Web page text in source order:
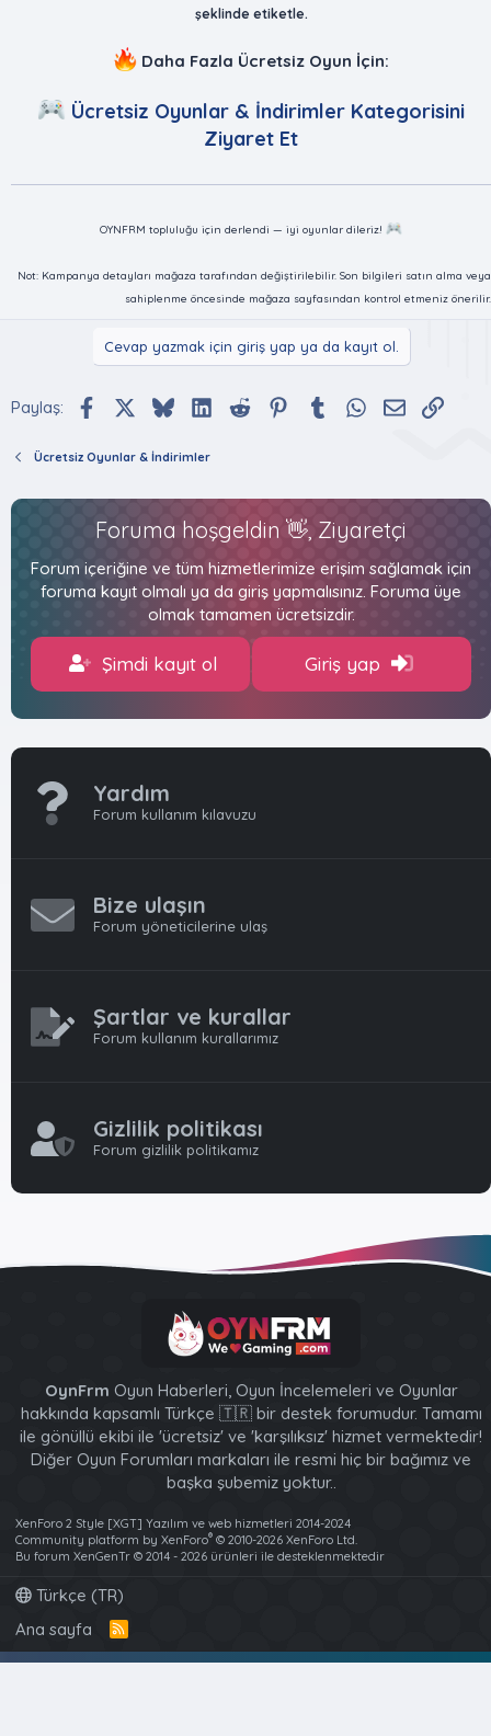
şeklinde etiketle.
Daha Fazla Ücretsiz Oyun İçin:
Ücretsiz Oyunlar & İndirimler Kategorisini
Ziyaret Et
OYNFRM topluluğu için derlendi — iyi oyunlar dileriz!
Not: Kampanya detayları mağaza tarafından değiştirilebilir. Son bilgileri satın alma veya
sahiplenme öncesinde mağaza sayfasından kontrol etmeniz önerilir.
Cevap yazmak için giriş yap ya da kayıt ol.
Paylaş: FacebookX (Twitter)
BlueskyLinkedIn
Reddit Pinterest
TumblrWhatsApp
E-posta
Ücretsiz Oyunlar & İndirimler
Foruma hoşgeldin 👋, Ziyaretçi
Forum içeriğine ve tüm hizmetlerimize erişim sağlamak için
foruma kayıt olmalı ya da giriş yapmalısınız. Foruma üye
olmak tamamen ücretsizdir.
Şimdi kayıt ol Giriş yap
Yardım
Forum kullanım kılavuzu
Bize ulaşın
Forum yöneticilerine ulaş
Şartlar ve kurallar
Forum kullanım kurallarımız
Gizlilik politikası
Forum gizlilik politikamız
OynFrm Oyun Haberleri, Oyun İncelemeleri ve Oyunlar
hakkında kapsamlı Türkçe 🇹🇷 bir destek forumudur. Tamamı
ile gönüllü ekibi ile 'ücretsiz' ve 'karşılıksız' hizmet vermektedir!
Diğer Oyun Forumları markaları ile resmi hiç bir bağımız ve
başka şubemiz yoktur..
XenForo 2 Style [XGT] Yazılım ve web hizmetleri 2014-2024
Community platform by XenForo® © 2010-2026 XenForo Ltd.
Bu forum XenGenTr © 2014 - 2026 ürünleri ile desteklenmektedir
Türkçe (TR)
Ana sayfa
R
S